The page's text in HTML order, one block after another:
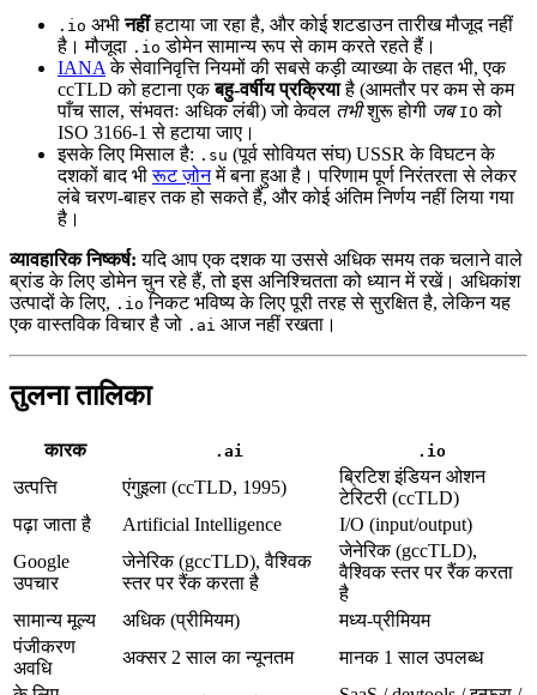
.io अभीनहींहटाया जा रहा है, और कोई शटडाउन तारीख मौजूद नहीं
है। मौजूदा .io डोमेन सामान्य रूप से काम करते रहते हैं।
IANA के सेवानिवृत्ति नियमों की सबसे कड़ी व्याख्या के तहत भी, एक
ccTLD को हटाना एकबहु-वर्षीय प्रक्रियाहै (आमतौर पर कम से कम
पाँच साल, संभवतः अधिक लंबी) जो केवल तभीशुरू होगी जब IO को
ISO 3166-1 से हटाया जाए।
इसके लिए मिसाल है: .su (पूर्व सोवियत संघ) USSR के विघटन के
दशकों बाद भीरूट ज़ोनमें बना हुआ है। परिणाम पूर्ण निरंतरता से लेकर
लंबे चरण-बाहर तक हो सकते हैं, और कोई अंतिम निर्णय नहीं लिया गया
है।
व्यावहारिक निष्कर्ष: यदि आप एक दशक या उससे अधिक समय तक चलाने वाले
ब्रांड के लिए डोमेन चुन रहे हैं, तो इस अनिश्चितता को ध्यान में रखें। अधिकांश
उत्पादों के लिए, .io निकट भविष्य के लिए पूरी तरह से सुरक्षित है, लेकिन यह
एक वास्तविक विचार है जो .ai आज नहीं रखता।
तुलना तालिका
कारक .ai .io
उत्पत्ति एंगुइला (ccTLD, 1995)
ब्रिटिश इंडियन ओशन
टेरिटरी (ccTLD)
पढ़ा जाता है
Artificial Intelligence
I/O (input/output)
Google
उपचार
जेनेरिक (gccTLD), वैश्विक
स्तर पर रैंक करता है
जेनेरिक (gccTLD),
वैश्विक स्तर पर रैंक करता
है
सामान्य मूल्य
अधिक (प्रीमियम)
मध्य-प्रीमियम
पंजीकरण
अवधि
अक्सर 2 साल का न्यूनतम
मानक 1 साल उपलब्ध